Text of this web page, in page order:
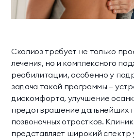
Сколиоз требует не только
лечения, но и комплексного
реабилитации, особенно у
задача такой программы —
дискомфорта, улучшение
предотвращение дальнейших
позвоночных отростков.
представляет широкий спектр